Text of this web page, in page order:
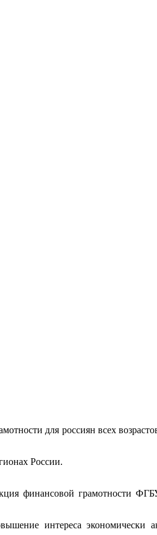
для россиян всех
России.
финансовой грамотности
интереса